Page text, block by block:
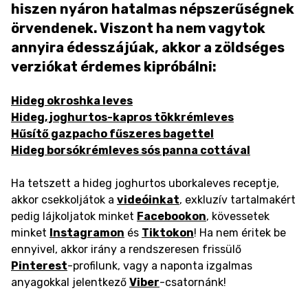
hiszen nyáron hatalmas népszerűségnek
örvendenek. Viszont ha nem vagytok
annyira édesszájúak, akkor a zöldséges
verziókat érdemes kipróbálni:
Hideg okroshka leves
Hideg, joghurtos-kapros tökkrémleves
Hűsítő gazpacho fűszeres bagettel
Hideg borsókrémleves sós panna cottával
Ha tetszett a hideg joghurtos uborkaleves receptje,
akkor csekkoljátok a videóinkat, exkluzív tartalmakért
pedig lájkoljatok minket Facebookon, kövessetek
minket Instagramon és Tiktokon! Ha nem éritek be
ennyivel, akkor irány a rendszeresen frissülő
Pinterest-profilunk, vagy a naponta izgalmas
anyagokkal jelentkező Viber-csatornánk!